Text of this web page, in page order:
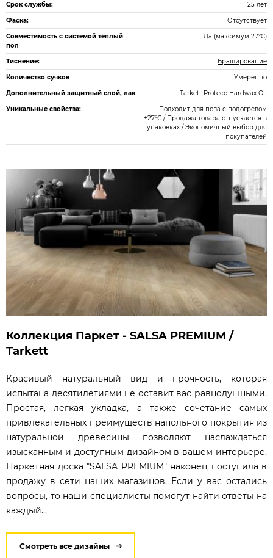
Срок службы:
25 лет
Фаска:
Отсутствует
Совместимость с системой тёплый
пол
Да (максимум 27°C)
Тиснение:
Браширование
Количество сучков
Умеренно
Дополнительный защитный слой, лак
Tarkett Proteco Hardwax Oil
Уникальные свойства:
Подходит для пола с подогревом
+27°С / Продажа товара отпускается в
упаковках / Экономичный выбор для
покупателей
Коллекция Паркет - SALSA PREMIUM /
Tarkett
Красивый натуральный вид и прочность, которая
испытана десятилетиями не оставит вас равнодушными.
Простая, легкая укладка, а также сочетание самых
привлекательных преимуществ напольного покрытия из
натуральной древесины позволяют наслаждаться
изысканным и доступным дизайном в вашем интерьере.
Паркетная доска "SALSA PREMIUM" наконец поступила в
продажу в сети наших магазинов. Если у вас остались
вопросы, то наши специалисты помогут найти ответы на
каждый...
Смотреть все дизайны